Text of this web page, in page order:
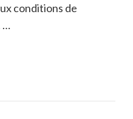
conditions de
…